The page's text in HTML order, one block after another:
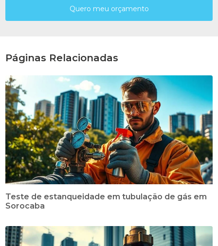
Quero meu orçamento
Páginas Relacionadas
Teste de estanqueidade em tubulação de gás em
Sorocaba